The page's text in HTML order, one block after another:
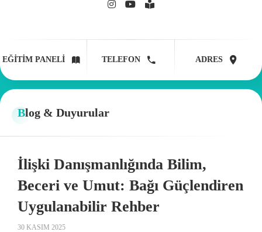
EĞITIM PANELI TELEFON ADRES
Blog & Duyurular
İlişki Danışmanlığında Bilim,
Beceri ve Umut: Bağı Güçlendiren
Uygulanabilir Rehber
30 KASIM 2025